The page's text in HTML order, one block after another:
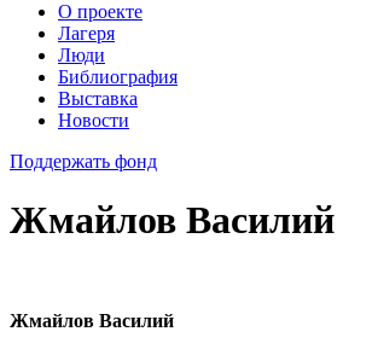
О проекте
Лагеря
Люди
Библиография
Выставка
Новости
Поддержать фонд
Жмайлов Василий
Жмайлов Василий